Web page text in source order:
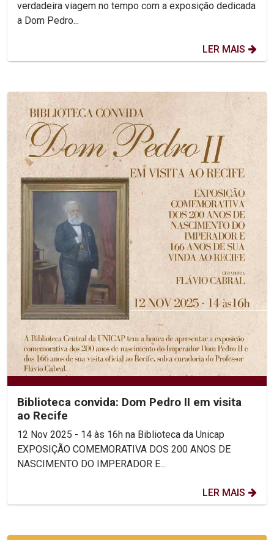
verdadeira viagem no tempo com a exposição dedicada
a Dom Pedro...
LER MAIS
Biblioteca convida: Dom Pedro II em visita
ao Recife
12 Nov 2025 - 14 às 16h na Biblioteca da Unicap
EXPOSIÇÃO COMEMORATIVA DOS 200 ANOS DE
NASCIMENTO DO IMPERADOR E...
LER MAIS